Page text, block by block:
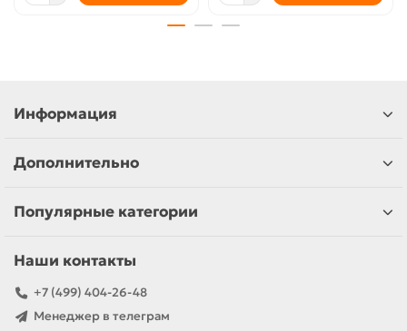
Информация
Дополнительно
Популярные категории
Наши контакты
+7 (499) 404-26-48
Менеджер в телеграм